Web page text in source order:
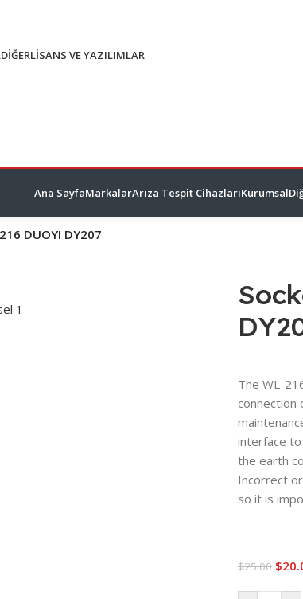
DIĞERLISANS VE YAZILIMLAR
Ana SayfaMarkalarArıza Tespit CihazlarıKurumsal
DUOYI DY207
The WL-
connection
interface
the earth
Incorrect
so it is
$25.00 $